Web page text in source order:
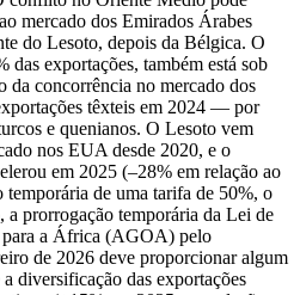
mercado dos Emirados Árabes
do Lesoto, depois da Bélgica. O
das exportações, também está sob
da concorrência no mercado dos
têxteis em 2024 — por
e quenianos. O Lesoto vem
nos EUA desde 2020, e o
em 2025 (–28% em relação ao
temporária de uma tarifa de 50%, o
a prorrogação temporária da Lei de
para a África (AGOA) pelo
de 2026 deve proporcionar algum
diversificação das exportações